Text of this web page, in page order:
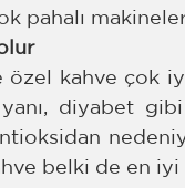
pahalı
kahve çok
diyabet gibi
belki de en iyi